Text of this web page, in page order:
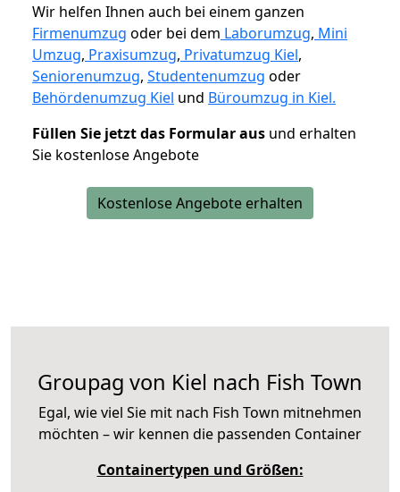
Wir helfen Ihnen auch bei einem ganzen
Firmenumzug oder bei dem Laborumzug, Mini
Umzug, Praxisumzug, Privatumzug Kiel,
Seniorenumzug, Studentenumzug oder
Behördenumzug Kiel und Büroumzug in Kiel.
Füllen Sie jetzt das Formular aus und erhalten
Sie kostenlose Angebote
Kostenlose Angebote erhalten
Groupag von Kiel nach Fish Town
Egal, wie viel Sie mit nach Fish Town mitnehmen
möchten – wir kennen die passenden Container
Containertypen und Größen: